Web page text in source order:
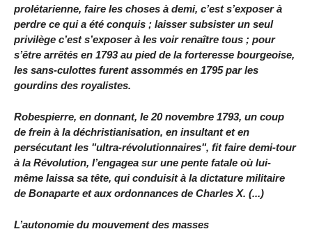
prolétarienne, faire les choses à demi, c’est s’exposer à
perdre ce qui a été conquis ; laisser subsister un seul
privilège c’est s’exposer à les voir renaître tous ; pour
s’être arrêtés en 1793 au pied de la forteresse bourgeoise,
les sans-culottes furent assommés en 1795 par les
gourdins des royalistes.
Robespierre, en donnant, le 20 novembre 1793, un coup
de frein à la déchristianisation, en insultant et en
persécutant les "ultra-révolutionnaires", fit faire demi-tour
à la Révolution, l’engagea sur une pente fatale où lui-
même laissa sa tête, qui conduisit à la dictature militaire
de Bonaparte et aux ordonnances de Charles X. (...)
L’autonomie du mouvement des masses